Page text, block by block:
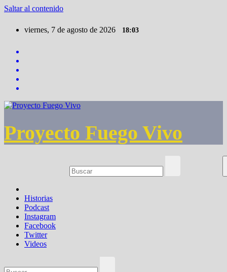
Saltar al contenido
viernes, 7 de agosto de 2026 18:03
Proyecto Fuego Vivo
Historias
Podcast
Instagram
Facebook
Twitter
Videos